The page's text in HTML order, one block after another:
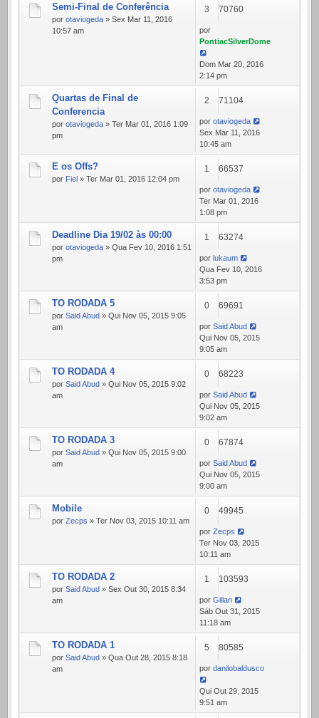
Semi-Final de Conferência
por otaviogeda » Sex Mar 11, 2016
10:57 am
3 70760
por
PontiacSilverDome
Dom Mar 20, 2016
2:14 pm
Quartas de Final de
Conferencia
por otaviogeda » Ter Mar 01, 2016 1:09
pm
2 71104
por otaviogeda
Sex Mar 11, 2016
10:45 am
E os Offs?
por Fiel » Ter Mar 01, 2016 12:04 pm
1 66537
por otaviogeda
Ter Mar 01, 2016
1:08 pm
Deadline Dia 19/02 às 00:00
por otaviogeda » Qua Fev 10, 2016 1:51
pm
1 63274
por lukaum
Qua Fev 10, 2016
3:53 pm
TO RODADA 5
por Said Abud » Qui Nov 05, 2015 9:05
am
0 69691
por Said Abud
Qui Nov 05, 2015
9:05 am
TO RODADA 4
por Said Abud » Qui Nov 05, 2015 9:02
am
0 68223
por Said Abud
Qui Nov 05, 2015
9:02 am
TO RODADA 3
por Said Abud » Qui Nov 05, 2015 9:00
am
0 67874
por Said Abud
Qui Nov 05, 2015
9:00 am
Mobile
por Zecps » Ter Nov 03, 2015 10:11 am
0 49945
por Zecps
Ter Nov 03, 2015
10:11 am
TO RODADA 2
por Said Abud » Sex Out 30, 2015 8:34
am
1 103593
por Gillan
Sáb Out 31, 2015
11:18 am
TO RODADA 1
por Said Abud » Qua Out 28, 2015 8:18
am
5 80585
por danilobaldusco
Qui Out 29, 2015
9:51 am